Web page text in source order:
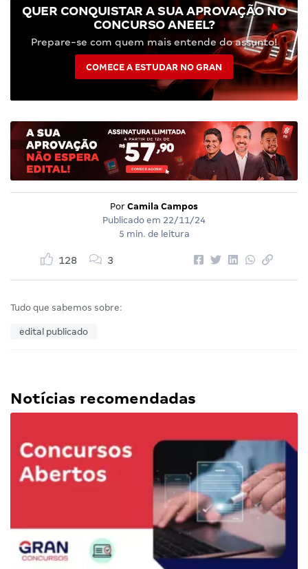
QUER CONQUISTAR A SUA APROVAÇÃO NO
CONCURSO ANEEL?
Prepare-se com quem mais entende do assunto!
COMECE A ESTUDAR NO GRAN
Por Camila Campos
Publicado em 22/11/24
5 min. de leitura
128 3
Tudo que sabemos sobre:
edital publicado
Notícias recomendadas